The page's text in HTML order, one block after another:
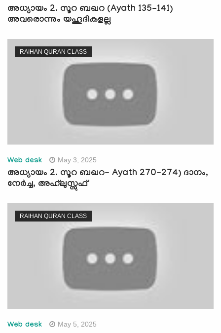
അധ്യായം 2. സൂറ ബഖറ (Ayath 135-141)
അവരൊന്നും യഹൂദികളല്ല
RAIHAN QURAN CLASS
Web desk May 3, 2025
അധ്യായം 2. സൂറ ബഖറ- Ayath 270-274) ദാനം,
നേർച്ച, അഹ്‌ലുസ്സുഫ്
RAIHAN QURAN CLASS
Web desk May 5, 2025